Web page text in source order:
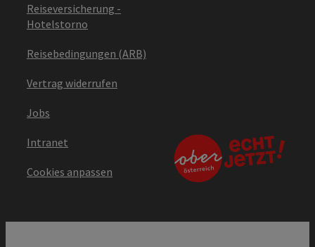
Reiseversicherung -
Hotelstorno
Reisebedingungen (ARB)
Vertrag widerrufen
Jobs
Intranet
Cookies anpassen